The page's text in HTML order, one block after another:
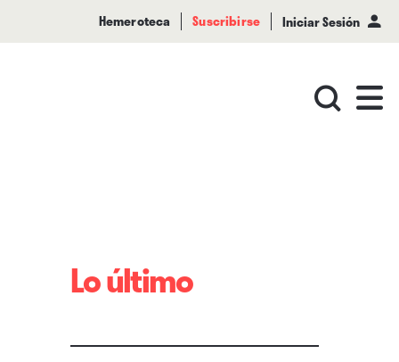
Hemeroteca Suscribirse Iniciar Sesión
Lo último